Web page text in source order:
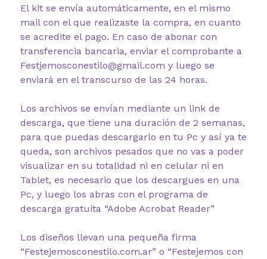
El kit se envía automáticamente, en el mismo
mail con el que realizaste la compra, en cuanto
se acredite el pago. En caso de abonar con
transferencia bancaria, enviar el comprobante a
Festjemosconestilo@gmail.com y luego se
enviará en el transcurso de las 24 horas.
Los archivos se envían mediante un link de
descarga, que tiene una duración de 2 semanas,
para que puedas descargarlo en tu Pc y así ya te
queda, son archivos pesados que no vas a poder
visualizar en su totalidad ni en celular ni en
Tablet, es necesario que los descargues en una
Pc, y luego los abras con el programa de
descarga gratuita “Adobe Acrobat Reader”
Los diseños llevan una pequeña firma
“Festejemosconestilo.com.ar” o “Festejemos con